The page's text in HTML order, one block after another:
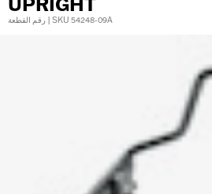
رقم القطعة | SKU 54248-09A